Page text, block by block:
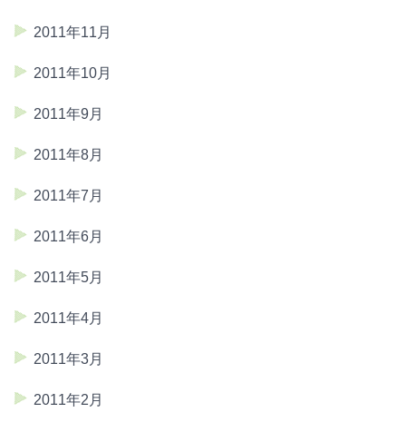
2011年11月
2011年10月
2011年9月
2011年8月
2011年7月
2011年6月
2011年5月
2011年4月
2011年3月
2011年2月